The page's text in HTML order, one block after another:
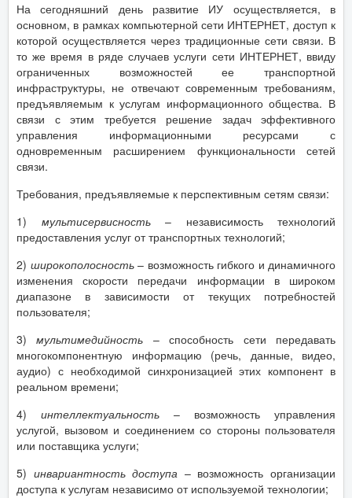
На сегодняшний день развитие ИУ осуществляется, в
основном, в рамках компьютерной сети ИНТЕРНЕТ, доступ к
которой осуществляется через традиционные сети связи. В
то же время в ряде случаев услуги сети ИНТЕРНЕТ, ввиду
ограниченных возможностей ее транспортной
инфраструктуры, не отвечают современным требованиям,
предъявляемым к услугам информационного общества. В
связи с этим требуется решение задач эффективного
управления информационными ресурсами с
одновременным расширением функциональности сетей
связи.
Требования, предъявляемые к перспективным сетям связи:
1) мультисервисность– независимость технологий
предоставления услуг от транспортных технологий;
2) широкополосность– возможность гибкого и динамичного
изменения скорости передачи информации в широком
диапазоне в зависимости от текущих потребностей
пользователя;
3)мультимедийность – способность сети передавать
многокомпонентную информацию (речь, данные, видео,
аудио) с необходимой синхронизацией этих компонент в
реальном времени;
4) интеллектуальность – возможность управления
услугой, вызовом и соединением со стороны пользователя
или поставщика услуги;
5) инвариантность доступа – возможность организации
доступа к услугам независимо от используемой технологии;